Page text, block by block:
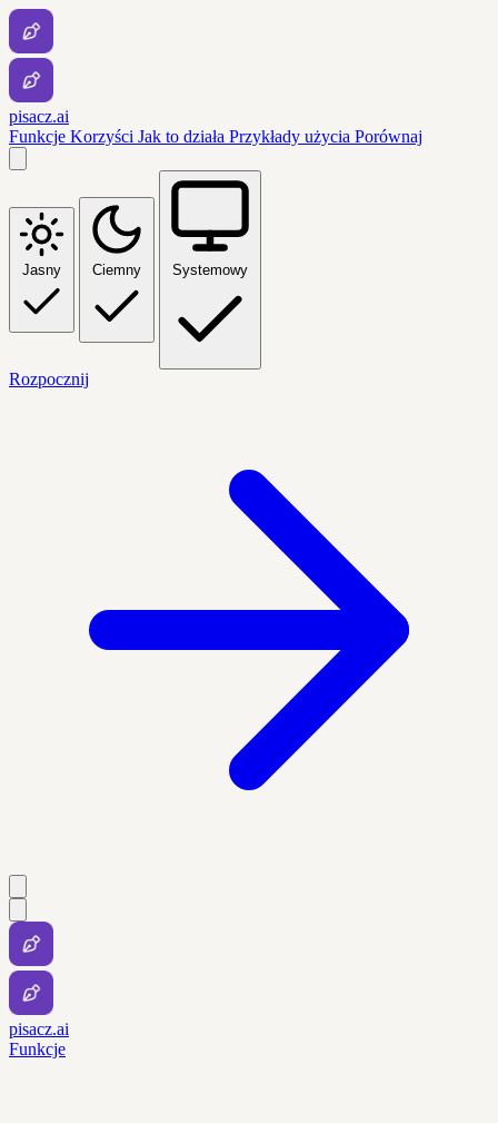
pisacz.ai
Funkcje Korzyści Jak to działa Przykłady użycia Porównaj
Jasny Ciemny Systemowy
Rozpocznij
pisacz.ai
Funkcje